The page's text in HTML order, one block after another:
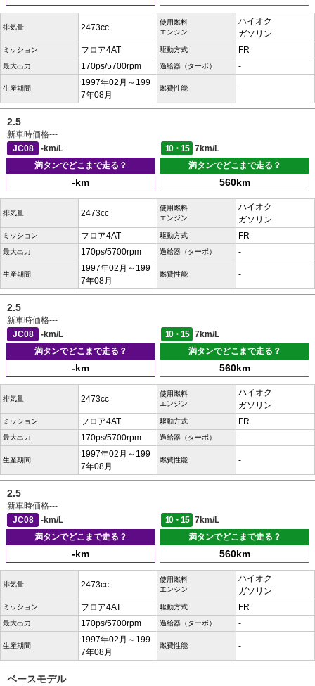
排気量 2473cc
使用燃料
エンジン
ハイオク
ガソリン
ミッション フロア4AT 駆動方式 FR
最大出力 170ps/5700rpm 過給器（ターボ） -
生産期間
1997年02月～199
7年08月
燃費性能 -
2.5
新車時価格---
JC08
-km/L 10・15
7km/L
満タンでどこまで走る？
-km
満タンでどこまで走る？
560km
排気量 2473cc
使用燃料
エンジン
ハイオク
ガソリン
ミッション フロア4AT 駆動方式 FR
最大出力 170ps/5700rpm 過給器（ターボ） -
生産期間
1997年02月～199
7年08月
燃費性能 -
2.5
新車時価格---
JC08
-km/L 10・15
7km/L
満タンでどこまで走る？
-km
満タンでどこまで走る？
560km
排気量 2473cc
使用燃料
エンジン
ハイオク
ガソリン
ミッション フロア4AT 駆動方式 FR
最大出力 170ps/5700rpm 過給器（ターボ） -
生産期間
1997年02月～199
7年08月
燃費性能 -
2.5
新車時価格---
JC08
-km/L 10・15
7km/L
満タンでどこまで走る？
-km
満タンでどこまで走る？
560km
排気量 2473cc
使用燃料
エンジン
ハイオク
ガソリン
ミッション フロア4AT 駆動方式 FR
最大出力 170ps/5700rpm 過給器（ターボ） -
生産期間
1997年02月～199
7年08月
燃費性能 -
ベースモデル